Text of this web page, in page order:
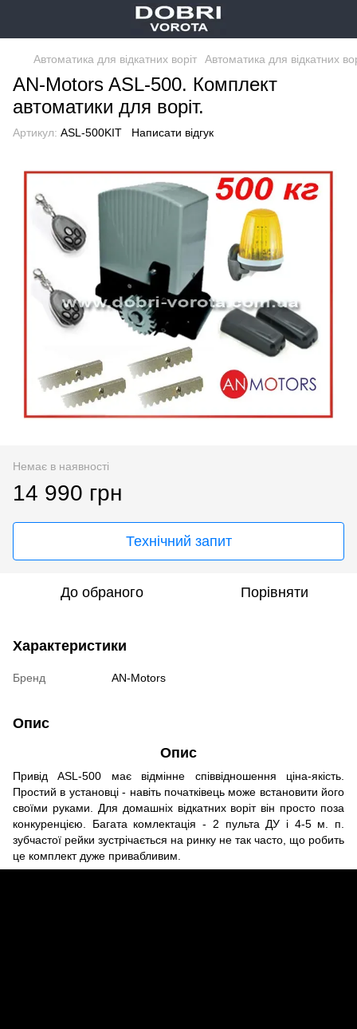
Автоматика для відкатних воріт Автоматика для відкатних
AN-Motors ASL-500. Комплект
автоматики для воріт.
Артикул: ASL-500KIT Написати відгук
Немає в наявності
14 990 грн
Технічний запит
До обраного Порівняти
Характеристики
Бренд AN-Motors
Опис
Опис
Привід ASL-500 має відмінне співвідношення ціна-якість.
Простий в установці - навіть початківець може встановити його
своїми руками. Для домашніх відкатних воріт він просто поза
конкуренцією. Багата комлектація - 2 пульта ДУ і 4-5 м. п.
зубчастої рейки зустрічається на ринку не так часто, що робить
це комплект дуже привабливим.